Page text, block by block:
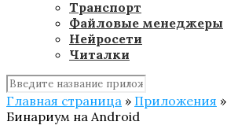
Транспорт
Файловые менеджеры
Нейросети
Читалки
Главная страница » Приложения »
Бинариум на Android